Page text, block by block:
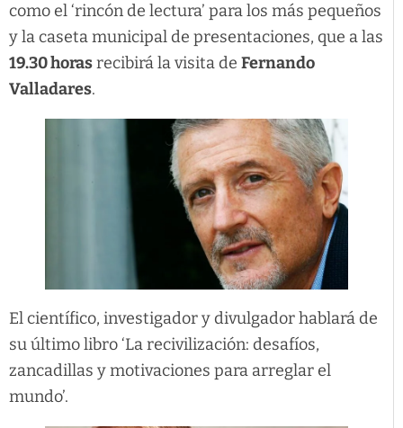
como el ‘rincón de lectura’ para los más pequeños
y la caseta municipal de presentaciones, que a las
19.30 horasrecibirá la visita de Fernando
Valladares.
El científico, investigador y divulgador hablará de
su último libro ‘La recivilización: desafíos,
zancadillas y motivaciones para arreglar el
mundo’.